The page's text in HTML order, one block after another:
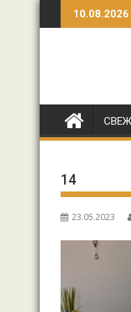
Перейти
к
10.08.2026
14
23.05.2023